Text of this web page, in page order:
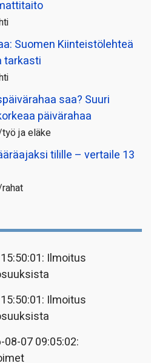
Suomen Kiinteistölehteä
tarkasti
saa? Suuri
päivärahaa
ja eläke
tilille – vertaile 13
Ilmoitus
Ilmoitus
08-07 09:05:02: